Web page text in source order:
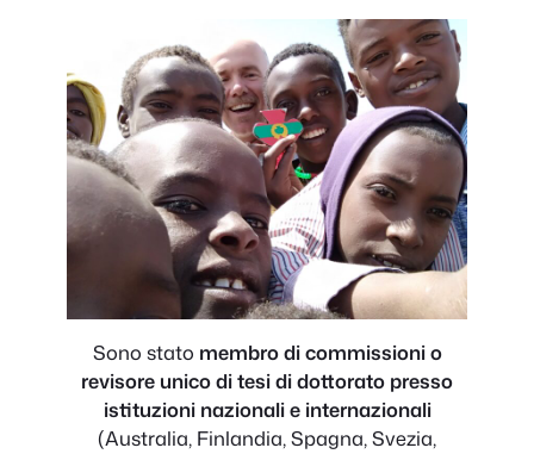
Sono stato membro di commissioni o
revisore unico di tesi di dottorato presso
istituzioni nazionali e internazionali
(Australia, Finlandia, Spagna, Svezia,